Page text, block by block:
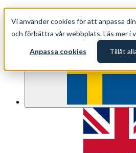
Vi använder cookies för att anpassa
och förbättra vår webbplats. Läs mer i
Anpassa cookies Tillåt
info@oppethav.se